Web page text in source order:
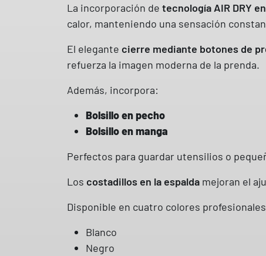
La incorporación de tecnología AIR DRY
calor, manteniendo una sensación
El elegante cierre mediante botones de
refuerza la imagen moderna de la prenda.
Además, incorpora:
Bolsillo en pecho
Bolsillo en manga
Perfectos para guardar utensilios o
Los costadillos en la espalda mejoran el
Disponible en cuatro colores
Blanco
Negro